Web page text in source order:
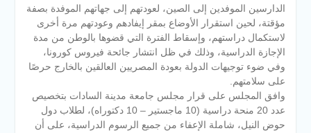
الدارسين الموفدين إلى الصين، لعودتهم إلى جهاتهم الموفدة بصفة
مؤقتة، لحين استقرار الأوضاع بمقر إيفادهم وعودتهم مرة أخرى
لاستكمال دراستهم، وإسقاط الفترة التي قضوها بالوطن من مدة
الإجازة الدراسية، وذلك في ظل انتشار جائحة فيروس كورونا،
وفي ضوء توجيهات الدولة بعودة المصريين العالقين بالخارج حرصًا
على سلامتهم.
وافق المجلس على قرار مجلس جامعة مدينة السادات بتخصيص
عدد 20 منحة دراسية (10 ماجستير – 10 دكتوراه)، لطلاب دول
حوض النيل، شاملة الإعفاء من جميع الرسوم الدراسية، على أن